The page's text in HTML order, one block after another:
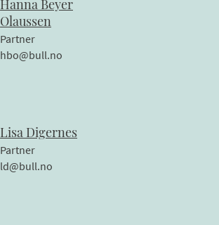
Hanna Beyer
Olaussen
Partner
hbo@bull.no
Lisa Digernes
Partner
ld@bull.no